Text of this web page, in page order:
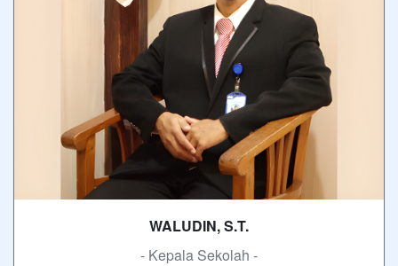
WALUDIN, S.T.
- Kepala Sekolah -